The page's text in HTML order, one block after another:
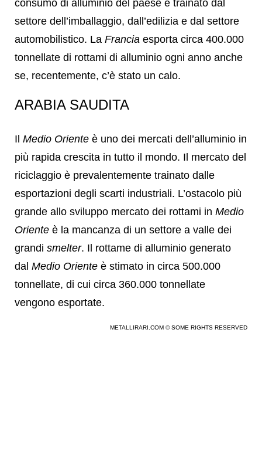
consumo di alluminio del paese è trainato dal
settore dell’imballaggio, dall’edilizia e dal settore
automobilistico. La Francia esporta circa 400.000
tonnellate di rottami di alluminio ogni anno anche
se, recentemente, c’è stato un calo.
ARABIA SAUDITA
Il Medio Oriente è uno dei mercati dell’alluminio in
più rapida crescita in tutto il mondo. Il mercato del
riciclaggio è prevalentemente trainato dalle
esportazioni degli scarti industriali. L’ostacolo più
grande allo sviluppo mercato dei rottami in Medio
Oriente è la mancanza di un settore a valle dei
grandi smelter. Il rottame di alluminio generato
dal Medio Oriente è stimato in circa 500.000
tonnellate, di cui circa 360.000 tonnellate
vengono esportate.
METALLIRARI.COM © SOME RIGHTS RESERVED